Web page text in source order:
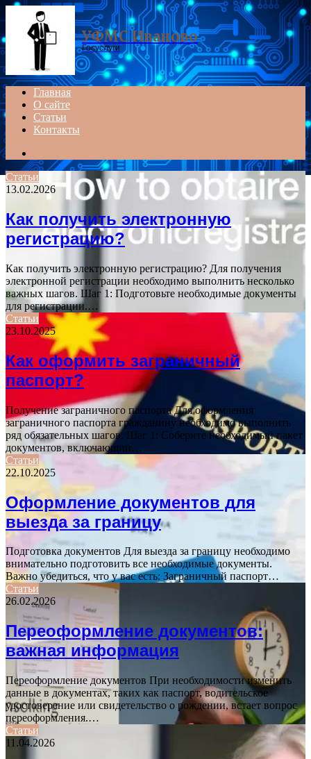
УФМС Иваново
Госуслуги
Главная
О сайте
Статьи
Контакты
for
Статьи
13.02.2026
Как получить электронную
регистрацию?
Как получить электронную регистрацию? Для получения
электронной регистрации необходимо выполнить несколько
важных шагов. Шаг 1: Подготовьте необходимые документы
для регистрации.…
Статьи
23.10.2025
Как оформить заграничный
паспорт?
Получение заграничного паспорта Для оформления
заграничного паспорта гражданину необходимо выполнить
ряд обязательных шагов. Шаг 1: Соберите необходимый пакет
документов, включающий…
Статьи
22.10.2025
Оформление документов для
выезда за границу
Подготовка документов Для выезда за границу необходимо
внимательно подготовить все необходимые документы.
Важно убедиться, что у вас есть: Заграничный паспорт…
Статьи
26.02.2026
Переоформление документов:
важная информация
Переоформление документов При необходимости изменить
данные в документах, таких как паспорт, водительское
удостоверение или свидетельство о рождении, встает вопрос
переоформления.…
Статьи
11.04.2026